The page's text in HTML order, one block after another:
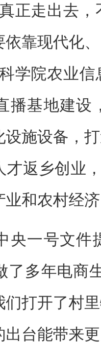
走出去，
依靠现代化
学院农业
播基地建设
施设备，
返乡创业
和农村经
一号文件
了多年电商
们打开了村
台能带来